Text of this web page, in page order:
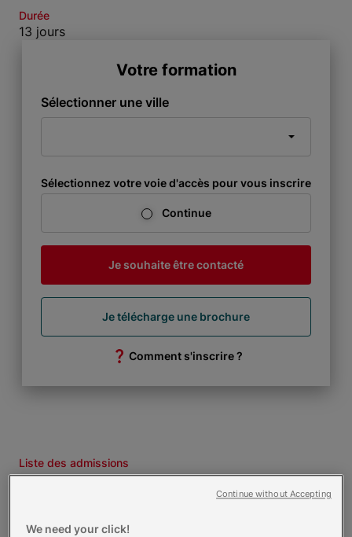
Durée
13 jours
Votre formation
Sélectionner une ville
Sélectionnez votre voie d'accès pour vous inscrire
Continue
Je souhaite être contacté
Je télécharge une brochure
Comment s'inscrire ?
Liste des admissions
We need your click!
Continue without Accepting